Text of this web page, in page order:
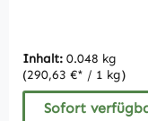
Inhalt: 0.048 kg
(290,63 €* / 1 kg)
Sofort